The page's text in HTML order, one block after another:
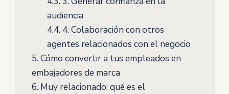
audiencia
4.4.4. Colaboración con otros
agentes relacionados con el negocio
5.Cómo convertir a tus empleados en
embajadores de marca
6.Muy relacionado: qué es el